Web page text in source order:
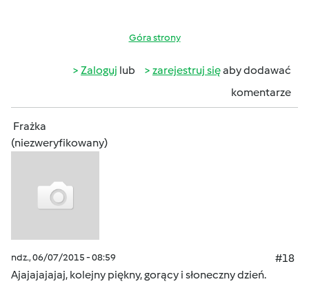
Góra strony
Zaloguj lub zarejestruj sięaby dodawać
komentarze
Frażka
(niezweryfikowany)
ndz., 06/07/2015 - 08:59
#18
Ajajajajajaj, kolejny piękny, gorący i słoneczny dzień.